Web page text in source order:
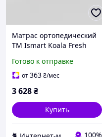
Матрас ортопедический
ТМ Ismart Koala Fresh
(ISM-051049)
Готово к отправке
от363₴/мес
3 628₴
Купить
100%